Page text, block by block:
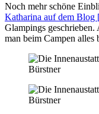
Noch mehr schöne
Katharina auf dem
Glampings geschrieben.
man beim Campen alles